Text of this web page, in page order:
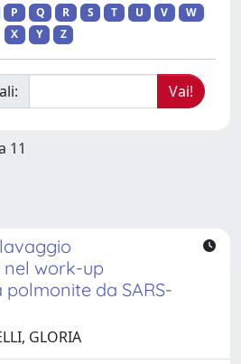
P Q R S T U V
W
X
Y Z
11
work-up
da SARS-
GLORIA